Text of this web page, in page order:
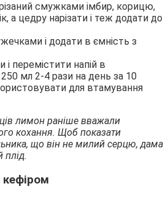
смужками імбир, корицю,
а цедру нарізати і теж додати до
і додати в ємність з
і перемістити напій в
мл 2-4 рази на день за 10
для втамування
лимон раніше вважали
кохання. Щоб показати
що він не милий серцю, дама
плід.